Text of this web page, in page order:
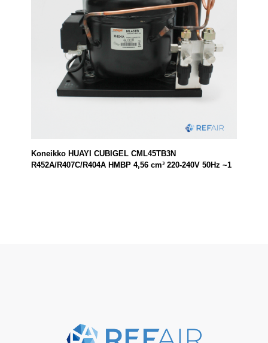
Koneikko HUAYI CUBIGEL CML45TB3N
R452A/R407C/R404A HMBP 4,56 cm³ 220-240V 50Hz ~1